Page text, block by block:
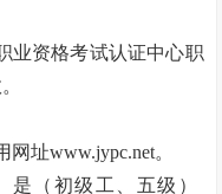
业资格考试认证中心职
网址www.jypc.net。
（初级工、五级）